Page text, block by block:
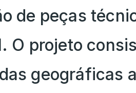
de peças
O projeto
geográficas